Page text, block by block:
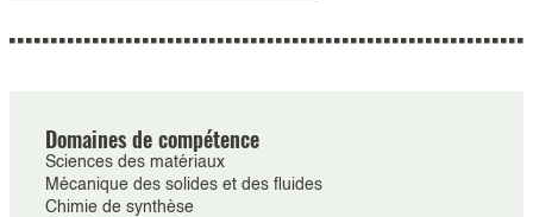
Domaines de compétence
Sciences des matériaux
Mécanique des solides et des fluides
Chimie de synthèse